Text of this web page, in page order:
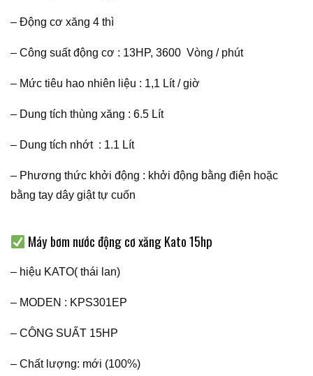
– Động cơ xăng 4 thì
– Công suất động cơ : 13HP, 3600 Vòng / phút
– Mức tiêu hao nhiên liệu : 1,1 Lít / giờ
– Dung tích thùng xăng : 6.5 Lít
– Dung tích nhớt : 1.1 Lít
– Phương thức khởi động : khởi động bằng điện hoặc
bằng tay dây giật tự cuốn
Máy bơm nước động cơ xăng Kato 15hp
– hiệu KATO( thái lan)
– MODEN : KPS301EP
– CÔNG SUẤT 15HP
– Chất lượng: mới (100%)